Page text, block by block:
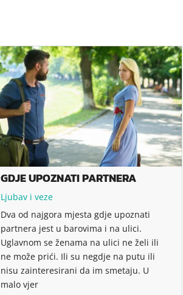
GDJE UPOZNATI PARTNERA
Ljubav i veze
Dva od najgora mjesta gdje upoznati
partnera jest u barovima i na ulici.
Uglavnom se ženama na ulici ne želi ili
ne može prići. Ili su negdje na putu ili
nisu zainteresirani da im smetaju. U
malo vjer